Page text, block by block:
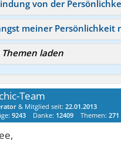
von der
laden
Team
& Mitglied seit:22.01.2013
9243 Danke: 12409 Themen:271